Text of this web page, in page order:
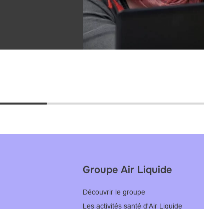
Groupe Air Liquide
Découvrir le groupe
Les activités santé d'Air Liquide